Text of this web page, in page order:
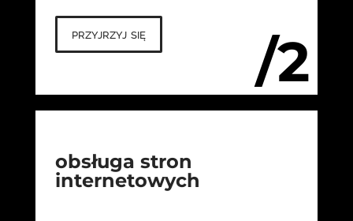
/2
przyjrzyj się
obsługa stron
internetowych